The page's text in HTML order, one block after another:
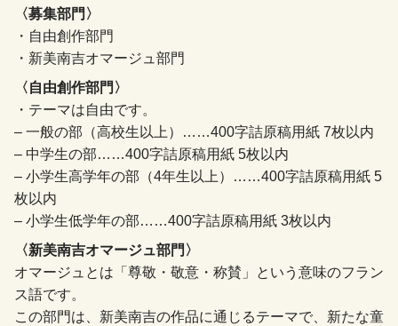
〈募集部門〉
・自由創作部門
・新美南吉オマージュ部門
〈自由創作部門〉
・テーマは自由です。
– 一般の部（高校生以上）……400字詰原稿用紙 7枚以内
– 中学生の部……400字詰原稿用紙 5枚以内
– 小学生高学年の部（4年生以上）……400字詰原稿用紙 5
枚以内
– 小学生低学年の部……400字詰原稿用紙 3枚以内
〈新美南吉オマージュ部門〉
オマージュとは「尊敬・敬意・称賛」という意味のフラン
ス語です。
この部門は、新美南吉の作品に通じるテーマで、新たな童